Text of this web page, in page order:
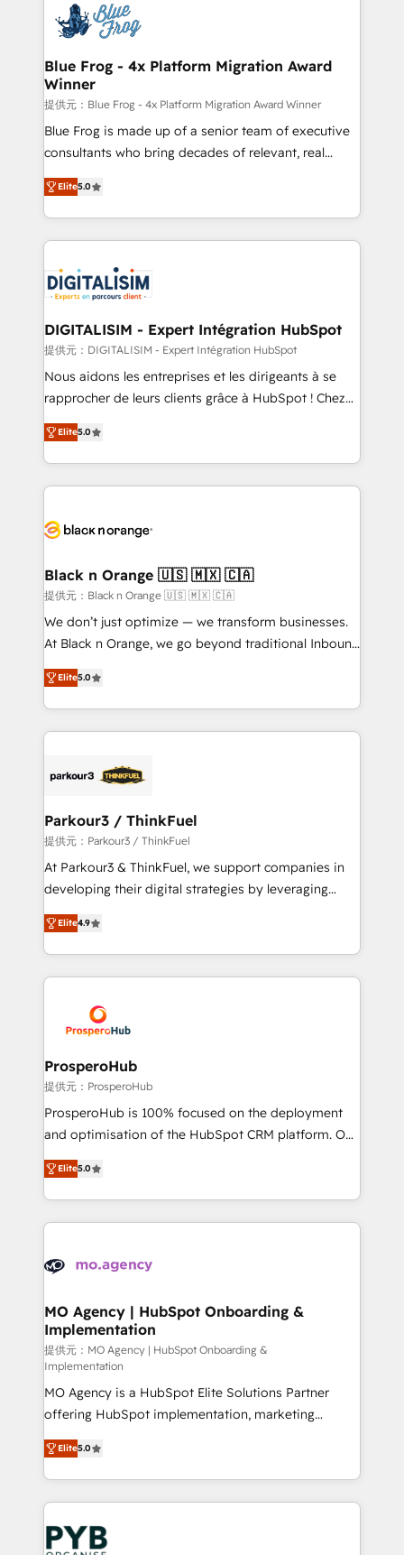
team of 25+ experts Contact us today to help you
get more from your investment in HubSpot.
Implementation partner, we provide expertise to
drive your business forward. Since 2015 we are fully
dedicated to HubSpot and with an experienced
team (50+), we work with reputable companies in
B2B sectors such as manufacturing, SaaS and
business services. We prepare a customized
business case that demonstrates the value and
detailed financial rationale with a focus on ROI and
TCO. As a trusted extension of your team, we
business up for long-term success. Unlock your
business. If not now, when?
Blue Frog - 4x Platform Migration Award
Winner
提供元：Blue Frog - 4x Platform Migration Award Winner
Blue Frog is made up of a senior team of executive
consultants who bring decades of relevant, real
world experience to our client engagements. "Blue
Frog is a top, trusted partner in HubSpot's
ecosystem for a reason. Their team brings over a
decade of experience to the table, along with deep
for driving growth. They are committed to helping
our customers grow and finding solutions that fit
their unique business needs. We are thrilled to have
Blue Frog in the HubSpot ecosystem leading the
way for customers!" - Yamini Rangan, CEO of
HubSpot “Our experience with the team at Blue Frog
of experience and quality of skilled staff has earned
them a trusted reputation within the HubSpot
clients.” - Brian Garvey, VP, Solutions Partner
Program, HubSpot.
Elite5.0
DIGITALISIM - Expert Intégration HubSpot
提供元：DIGITALISIM - Expert Intégration HubSpot
Nous aidons les entreprises et les dirigeants à se
rapprocher de leurs clients grâce à HubSpot ! Chez
DIGITALISIM, nous avons l'intime conviction que la
réussite des entreprises passe par l’innovation web,
le marketing digital, et la relation client ! C'est
pourquoi, nos experts sont à la fois capables de
référencement, votre stratégie digitale et le pilotage
projet HubSpot avec DIGITALISIM : 🧽 Nettoyage,
migration et intégration des bases de données. 🚀
Développement des interfaces avec vos logiciels
métiers ⚙️ Configuration de la plateforme HubSpot
Book Process & Guidelines utilisateurs 🎓
Formations des utilisateurs
Elite5.0
Black n Orange 🇺🇸 🇲🇽 🇨🇦
提供元：Black n Orange 🇺🇸 🇲🇽 🇨🇦
We don’t just optimize — we transform businesses.
At Black n Orange, we go beyond traditional Inbound
Marketing with our exclusive methodologies:
BOOMS and BOOST. Together, they form a powerful
combination that has driven success for over 800
businesses worldwide. As Elite HubSpot Partners, we
strategies that integrate data-driven marketing,
companies scale faster and smarter. 🔹 BOOMS:
Demand generation for all your buyers With BOOMS,
you invest in 100% of your buyers, accelerating your
growth and positioning yourself as an undisputed
transformation process A methodology designed to
implement HubSpot effectively and optimize your
record of business transformation, our growth-first
approach has helped brands dominate their
Elite5.0
Parkour3 / ThinkFuel
提供元：Parkour3 / ThinkFuel
At Parkour3 & ThinkFuel, we support companies in
developing their digital strategies by leveraging
technologies and automating their marketing and
sales processes to generate growth. Our offer spans
from Strategy to Operations. We specialize in CRM
onboarding and implementation, web design, sales
extensive experience working with tech companies
and manufacturers since 2002, we are committed to
empowering our clients and developing their
autonomy. Get to grips with HubSpot through
guided implementation and seamless integration of
the CRM platform into your digital ecosystem. Would
marketing strategy? We'll provide support tailored
to your needs and sales objectives. With 125+
Accreditations. Based in Canada (coast to coast), our
services are offered in both English & French.
Elite4.9
ProsperoHub
提供元：ProsperoHub
ProsperoHub is 100% focused on the deployment
and optimisation of the HubSpot CRM platform. Our
highly experienced team of solutions experts will
ensure that you achieve maximum adoption and
ROI from your HubSpot investment. Use our
extensive HubSpot, sales, marketing, service and
HubSpot journey, design and implement your
infrastructure to life. Our collaborative approach
keeps you in control whilst we plan and support the
route to your revenue goals. We have successfully
supported over 500 organisations with HubSpot
implementation, optimisation, training, and
adoption assurance. Our tried and tested Roadmap
methodology will ensure that you receive the best
deployment experience possible. Whether you are
new to HubSpot or seeking to turn around a poor
install, our team have the change management
expertise to deliver the solutions you need.
Elite5.0
MO Agency | HubSpot Onboarding &
Implementation
提供元：MO Agency | HubSpot Onboarding &
Implementation
MO Agency is a HubSpot Elite Solutions Partner
offering HubSpot implementation, marketing
automation, CRM and RevOps consulting, B2B SEO,
paid media, content marketing, AEO and GEO (AI
search optimisation), and HubSpot Content Hub and
WordPress development. We work with enterprise
and growth-led companies across technology,
professional services, financial services and
Elite5.0